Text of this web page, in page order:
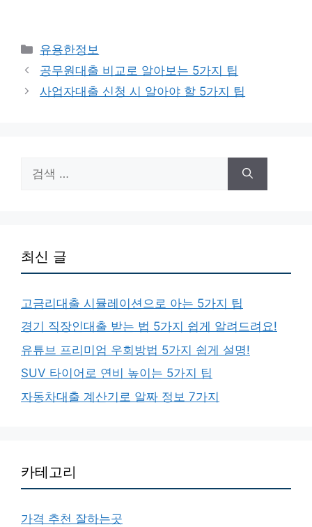
카
테
고
리
유용한정보
공무원대출 비교로 알아보는 5가지 팁
사업자대출 신청 시 알아야 할 5가지 팁
색:
최신 글
고금리대출 시뮬레이션으로 아는 5가지 팁
경기 직장인대출 받는 법 5가지 쉽게 알려드려요!
유튜브 프리미엄 우회방법 5가지 쉽게 설명!
SUV 타이어로 연비 높이는 5가지 팁
자동차대출 계산기로 알짜 정보 7가지
카테고리
가격 추천 잘하는곳